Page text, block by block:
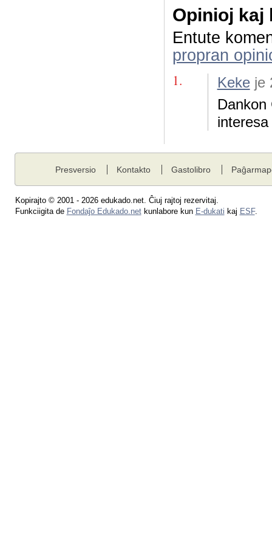
Opinioj kaj
Entute
propran
1. Kekeje
Dankon
Presversio Kontakto Gastolibro
Kopirajto © 2001 - 2026 edukado.net. Ĉiuj rajtoj rezervitaj.
Funkciigita de Fondaĵo Edukado.netkunlabore kun E-dukati kaj ESF.